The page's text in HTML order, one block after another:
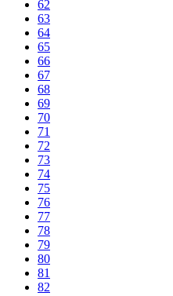
62
63
64
65
66
67
68
69
70
71
72
73
74
75
76
77
78
79
80
81
82